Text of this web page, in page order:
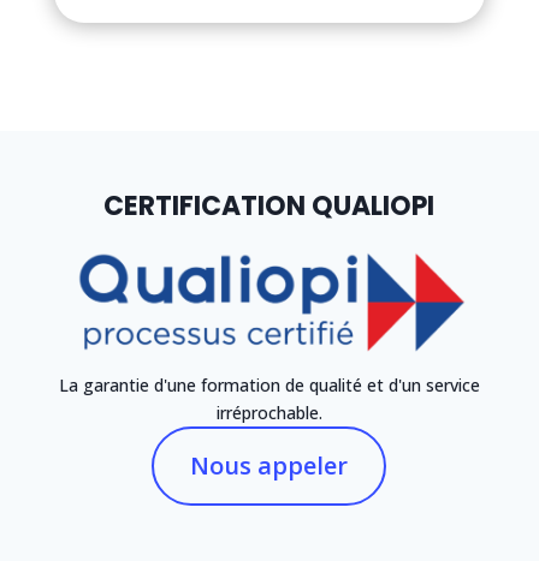
CERTIFICATION QUALIOPI
La garantie d'une formation de qualité et d'un service
irréprochable.
Nous appeler